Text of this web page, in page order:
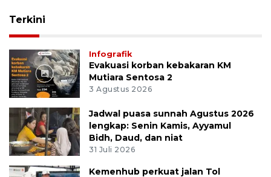
Terkini
Infografik
Evakuasi korban kebakaran KM
Mutiara Sentosa 2
3 Agustus 2026
Jadwal puasa sunnah Agustus 2026
lengkap: Senin Kamis, Ayyamul
Bidh, Daud, dan niat
31 Juli 2026
Kemenhub perkuat jalan Tol